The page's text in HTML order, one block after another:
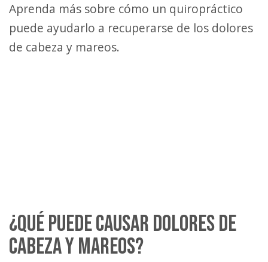
Aprenda más sobre cómo un quiropráctico
puede ayudarlo a recuperarse de los dolores
de cabeza y mareos.
¿QUÉ PUEDE CAUSAR DOLORES DE
CABEZA Y MAREOS?